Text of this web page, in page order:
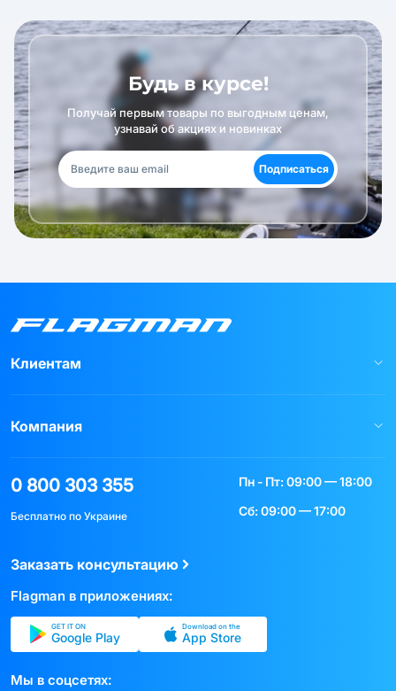
Будь в курсе!
Получай первым товары по выгодным ценам,
узнавай об акциях и новинках
Подписаться
Клиентам
Компания
0 800 303 355
Бесплатно по Украине
Пн - Пт: 09:00 — 18:00
Сб: 09:00 — 17:00
Заказать консультацию
Flagman в приложениях:
GET IT ON
Google Play
Download on the
App Store
Мы в соцсетях: